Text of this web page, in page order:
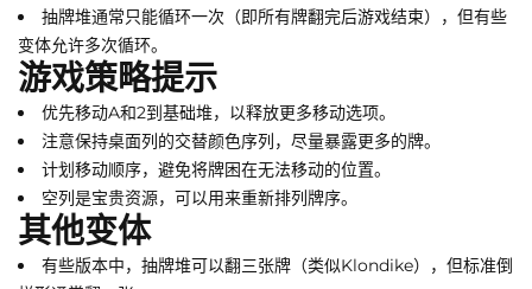
抽牌堆通常只能循环一次（即所有牌翻完后游戏结束），但有些
变体允许多次循环。
游戏策略提示
优先移动A和2到基础堆，以释放更多移动选项。
注意保持桌面列的交替颜色序列，尽量暴露更多的牌。
计划移动顺序，避免将牌困在无法移动的位置。
空列是宝贵资源，可以用来重新排列牌序。
其他变体
有些版本中，抽牌堆可以翻三张牌（类似Klondike），但标准倒